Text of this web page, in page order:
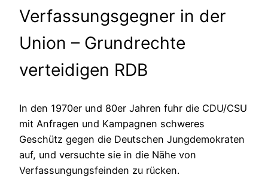
Verfassungsgegner in der
Union – Grundrechte
verteidigen RDB
In den 1970er und 80er Jahren fuhr die CDU/CSU
mit Anfragen und Kampagnen schweres
Geschütz gegen die Deutschen Jungdemokraten
auf, und versuchte sie in die Nähe von
Verfassungungsfeinden zu rücken.